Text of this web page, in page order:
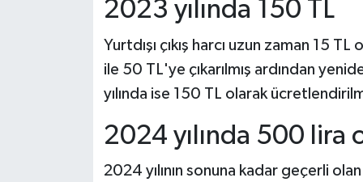
2023 yılında 150 TL
Yurtdışı çıkış harcı uzun zaman 15
ile 50 TL'ye çıkarılmış ardından
yılında ise 150 TL olarak
2024 yılında 500 lira
2024 yılının sonuna kadar geçerli